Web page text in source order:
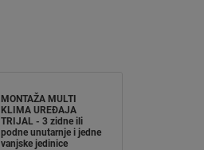
MONTAŽA MULTI
KLIMA UREĐAJA
TRIJAL - 3 zidne ili
podne unutarnje i jedne
vanjske jedinice